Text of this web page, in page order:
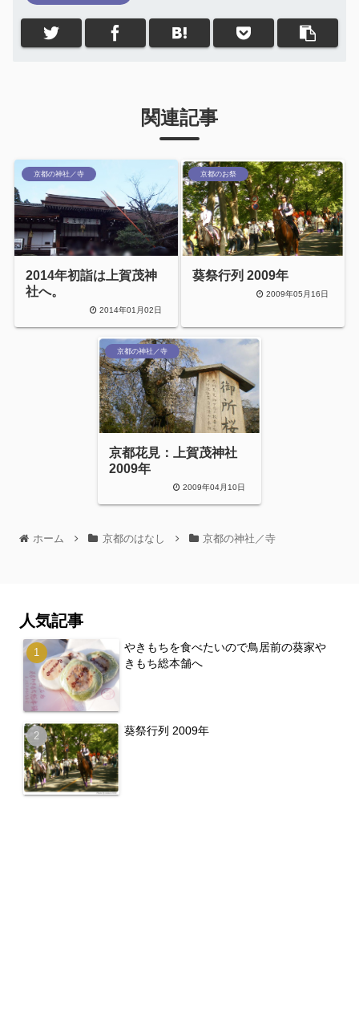
関連記事
京都の神社／寺
2014年初詣は上賀茂神
社へ。
2014年01月02日
京都のお祭
葵祭行列 2009年
2009年05月16日
京都の神社／寺
京都花見：上賀茂神社
2009年
2009年04月10日
ホーム 京都のはなし 京都の神社／寺
人気記事
やきもちを食べたいので鳥居前の葵家や
きもち総本舗へ
葵祭行列 2009年